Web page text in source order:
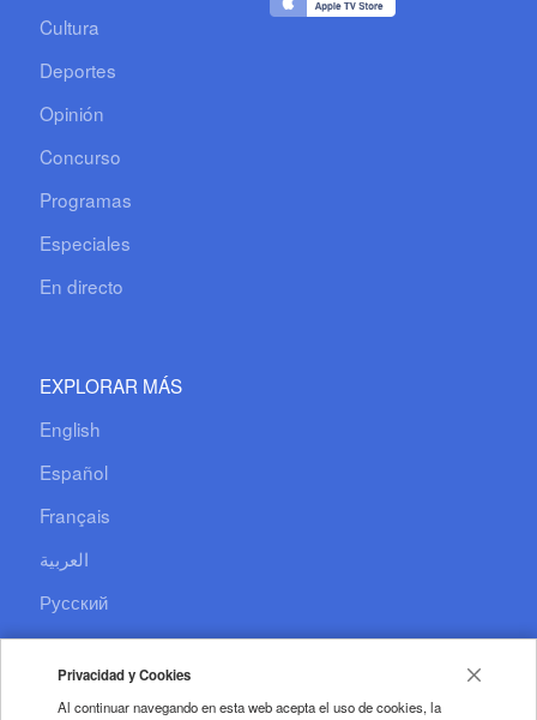
Privacidad y Cookies
Al continuar navegando en esta web acepta el uso de cookies, la
Cultura
Deportes
Opinión
Concurso
Programas
Especiales
En directo
EXPLORAR MÁS
English
Español
Français
العربية
Русский
Documentary
CCTV+